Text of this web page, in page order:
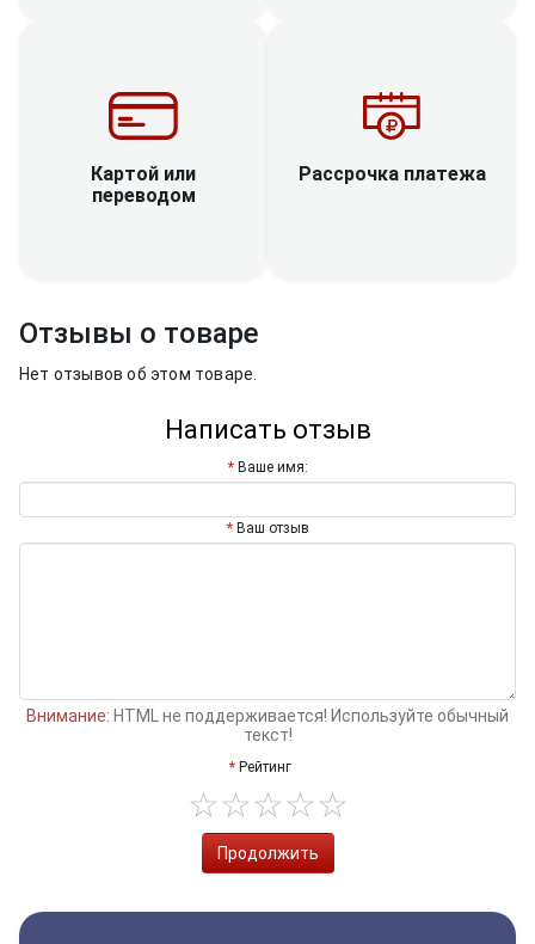
Картой или
переводом
Рассрочка платежа
Отзывы о товаре
Нет отзывов об этом товаре.
Написать отзыв
Ваше имя:
Ваш отзыв
Внимание: HTML не поддерживается! Используйте обычный
текст!
Рейтинг
Продолжить